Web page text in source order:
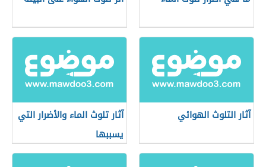
آثار التلوث الهوائي
آثار تلوث الماء والأضرار التي
يسببها